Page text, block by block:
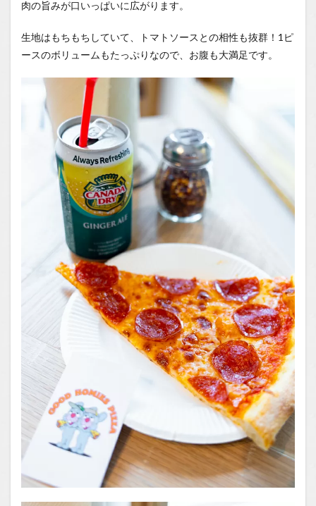
肉の旨みが口いっぱいに広がります。
生地はもちもちしていて、トマトソースとの相性も抜群！1ピ
ースのボリュームもたっぷりなので、お腹も大満足です。